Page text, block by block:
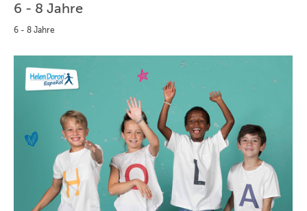
WIEN
ZÜRICH
ANDERE
REGIONEN
6 - 8 Jahre
6 - 8 Jahre